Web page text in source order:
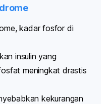
, kadar fosfor di
insulin yang
meningkat drastis
kekurangan